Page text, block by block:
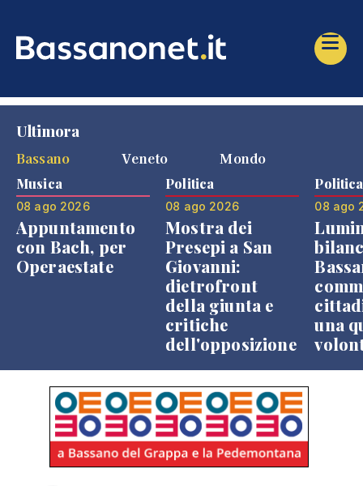
Ultimora
Bassano
Veneto Mondo
Musica
08 ago 2026
Appuntamento
con Bach, per
Operaestate
Politica
08 ago 2026
Mostra dei
Presepi a San
Giovanni:
dietrofront
della giunta e
critiche
dell'opposizione
Politica
08 ago
una